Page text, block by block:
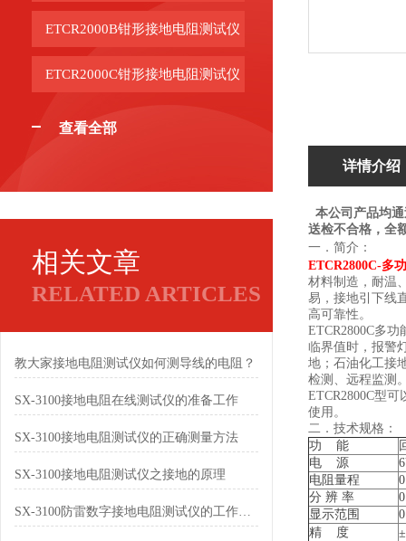
ETCR2000B钳形接地电阻测试仪
ETCR2000C钳形接地电阻测试仪
查看全部
相关文章
RELATED ARTICLES
教大家接地电阻测试仪如何测导线的电阻？
SX-3100接地电阻在线测试仪的准备工作
SX-3100接地电阻测试仪的正确测量方法
SX-3100接地电阻测试仪之接地的原理
SX-3100防雷数字接地电阻测试仪的工作原理及主要特点
详情介绍
本公司产品均
送检不合格，全
一．简介：
ETCR2800C-多
材料制造，耐温
易，接地引下线
高可靠性。
ETCR2800C多
临界值时，报警
地；石油化工接
检测、远程监测
ETCR2800C型
使用。
二． 技术规格：
功 能
电 源
电阻量程
分 辨 率
显示范围
精 度